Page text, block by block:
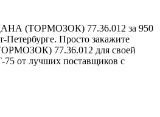
(ТОРМОЗОК) 77.36.012 за 950
Просто закажите
77.36.012 для своей
от лучших поставщиков с